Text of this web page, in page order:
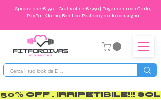
Spedizione €5,90 – Gratis oltre €49,90 | Pagamenti con Carta,
PayPal, Klarna, Bonifico, Postepay o alla consegna
50% OFF . IRRIPETIBILE!!!